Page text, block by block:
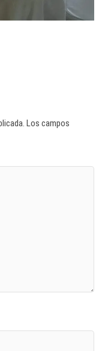
Los campos